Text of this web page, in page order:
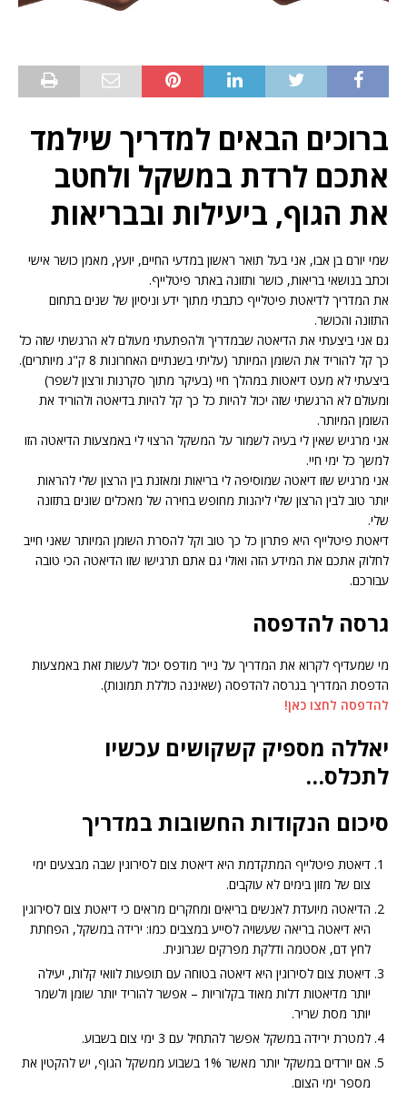
ברוכים הבאים למדריך שילמד
אתכם לרדת במשקל ולחטב
את הגוף, ביעילות ובבריאות
שמי יורם בן אבו, אני בעל תואר ראשון במדעי החיים, יועץ, מאמן כושר אישי
וכתב בנושאי בריאות, כושר ותזונה באתר פיטלייף.
את המדריך לדיאטת פיטלייף כתבתי מתוך ידע וניסיון של שנים בתחום
התזונה והכושר.
גם אני ביצעתי את הדיאטה שבמדריך ולהפתעתי מעולם לא הרגשתי שזה כל
כך קל להוריד את השומן המיותר (עליתי בשנתיים האחרונות 8 ק"ג מיותרים).
ביצעתי לא מעט דיאטות במהלך חיי (בעיקר מתוך סקרנות ורצון לשפר)
ומעולם לא הרגשתי שזה יכול להיות כל כך קל להיות בדיאטה ולהוריד את
השומן המיותר.
אני מרגיש שאין לי בעיה לשמור על המשקל הרצוי לי באמצעות הדיאטה הזו
למשך כל ימי חיי.
אני מרגיש שזו דיאטה שמוסיפה לי בריאות ומאזנת בין הרצון שלי להראות
יותר טוב לבין הרצון שלי ליהנות מחופש בחירה של מאכלים שונים בתזונה
שלי.
דיאטת פיטלייף היא פתרון כל כך טוב וקל להסרת השומן המיותר שאני חייב
לחלוק אתכם את המידע הזה ואולי גם אתם תרגישו שזו הדיאטה הכי טובה
עבורכם.
גרסה להדפסה
מי שמעדיף לקרוא את המדריך על נייר מודפס יכול לעשות זאת באמצעות
הדפסת המדריך בגרסה להדפסה (שאיננה כוללת תמונות).
להדפסה לחצו כאן!
יאללה מספיק קשקושים עכשיו
לתכלס…
סיכום הנקודות החשובות במדריך
דיאטת פיטלייף המתקדמת היא דיאטת צום לסירוגין שבה מבצעים ימי
צום של מזון בימים לא עוקבים.
הדיאטה מיועדת לאנשים בריאים ומחקרים מראים כי דיאטת צום לסירוגין
היא דיאטה בריאה שעשויה לסייע במצבים כמו: ירידה במשקל, הפחתת
לחץ דם, אסטמה ודלקת מפרקים שגרונית.
דיאטת צום לסירוגין היא דיאטה בטוחה עם תופעות לוואי קלות, יעילה
יותר מדיאטות דלות מאוד בקלוריות – אפשר להוריד יותר שומן ולשמר
יותר מסת שריר.
למטרת ירידה במשקל אפשר להתחיל עם 3 ימי צום בשבוע.
אם יורדים במשקל יותר מאשר 1% בשבוע ממשקל הגוף, יש להקטין את
מספר ימי הצום.